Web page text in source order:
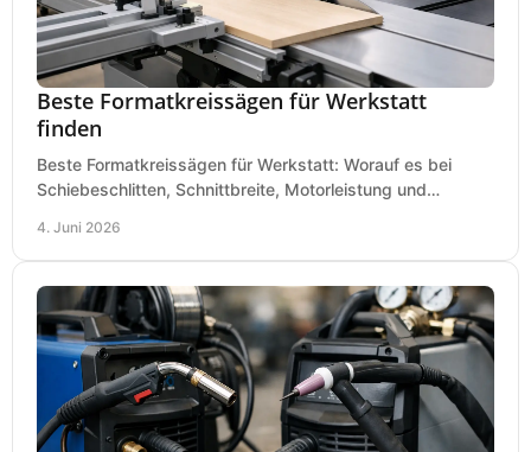
Beste Formatkreissägen für Werkstatt
finden
Beste Formatkreissägen für Werkstatt: Worauf es bei
Schiebeschlitten, Schnittbreite, Motorleistung und
4. Juni 2026